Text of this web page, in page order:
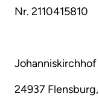
Nr. 2110415810
Johanniskirchhof
24937 Flensburg,